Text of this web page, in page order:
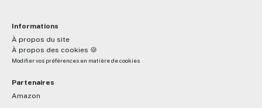
Informations
À propos du site
À propos des cookies 🍪
Modifier vos préférences en matière de cookies
Partenaires
Amazon